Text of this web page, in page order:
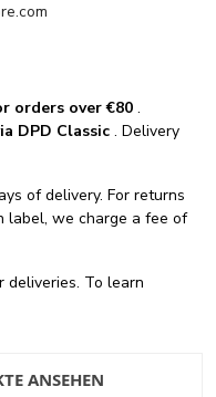
orders over €80 .
DPD Classic . Delivery
of delivery. For returns
label, we charge a fee of
deliveries. To learn
ANSEHEN